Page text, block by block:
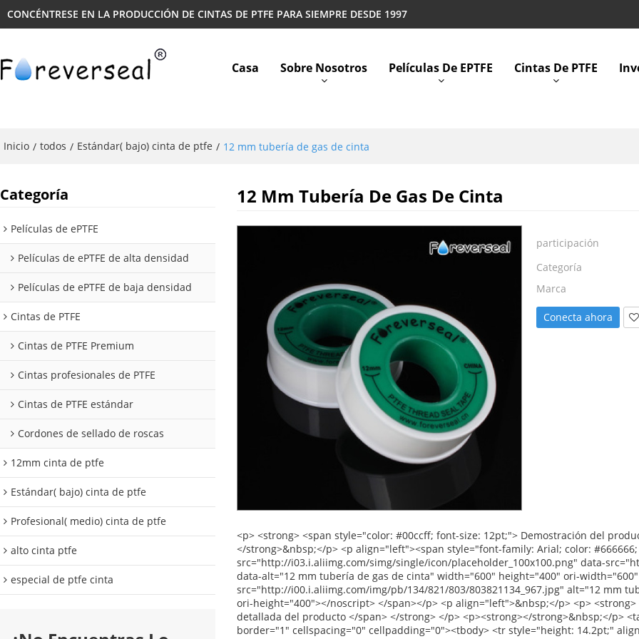
CONCÉNTRESE EN LA PRODUCCIÓN DE CINTAS DE PTFE PARA SIEMPRE DESDE 1997
Casa Sobre Nosotros Películas De EPTFE Cintas De PTFE
Inicio / todos / Estándar( bajo) cinta de ptfe / 12 mm tubería de gas de cinta
Categoría
Películas de ePTFE
Películas de ePTFE de alta densidad
Películas de ePTFE de baja densidad
Cintas de PTFE
Cintas de PTFE Premium
Cintas profesionales de PTFE
Cintas de PTFE estándar
Cordones de sellado de roscas
12mm cinta de ptfe
Estándar( bajo) cinta de ptfe
Profesional( medio) cinta de ptfe
alto cinta ptfe
especial de ptfe cinta
12 Mm Tubería De Gas De Cinta
participación
Categoría
Marca
Conecta ahora
<p> <strong> <span style="color: #00ccff; font-size: 12pt;"> Demostración del producto cinta tubería de gas </span> </strong> </p> <p><strong></strong>&nbsp;</p> <p align="left"><span style="font-family: Arial; color: #666666; font-size: 9pt;">&nbsp;<img src="http://i03.i.aliimg.com/simg/single/icon/placeholder_100x100.png" data-src="http://i00.i.aliimg.com/img/pb/134/821/803/803821134_967.jpg" data-alt="12 mm tubería de gas de cinta" width="600" height="400" ori-width="600" ori-height="400" /> <noscript><img src="http://i00.i.aliimg.com/img/pb/134/821/803/803821134_967.jpg" alt="12 mm tubería de gas de cinta" width="600" height="400" ori-width="600" ori-height="400"></noscript> </span></p> <p align="left">&nbsp;</p> <p> <strong> <span style="color: #00ccff; font-size: 12pt;"> Descripción detallada del producto </span> </strong> </p> <p><strong></strong>&nbsp;</p> <table class="aliDataTable" style="width: 601px; background: white;" border="1" cellspacing="0" cellpadding="0"><tbody> <tr style="height: 14.2pt;" align="left"> <td style="width: 177.15pt; height: 14.2pt;" rowspan="5"><p> <strong> <span style="font-family: Arial; color: black; font-size: 9pt;"> Pliego de condiciones: </span> </strong> </p></td> <td style="width: 273.6pt;"><p> <strong> <span style="font-family: Arial; color: black; font-size: 9pt;"> Ancho: </span> </strong> <span style="font-family: Arial; color: black; font-size: 9pt;"> 12mm (1/2), 19mm (3/4 &#39;&#39;), 25mm (1&#39;&#39;) </span> </p></td> </tr> <tr style="height: 14.2pt;" align="left"><td><p> <strong> <span style="font-family: Arial; color: black; font-size: 9pt;"> Espesor: </span> </strong> <span style="font-family: Arial; color: black; font-size: 9pt;"> 0.075mm, 0.1mm, 0.2mm </span> </p></td></tr> <tr style="height: 14.2pt;" align="left"><td><p> <strong> <span style="font-family: Arial; color: black; font-size: 9pt;"> Longitud: </span> </strong> <span style="font-family: Arial; color: black; font-size: 9pt;"> 10 M-50 m </span> </p></td></tr> <tr style="height: 14.2pt;" align="left"><td><p> <strong> <span style="font-family: Arial; color: black; font-size: 9pt;"> Densidad: </span> </strong> <span style="font-family: Arial; color: black; font-size: 9pt;"> 0.2g/cm3-0.3g/cm3 </span> </p></td></tr> <tr style="height: 14.2pt;" align="left"><td><p> <span style="font-family: Arial; color: black; font-size: 9pt;"> De acuerdo a las peticiones del cliente </span> </p></td></tr> <tr style="height: 14.2pt;" align="left"> <td><p> <strong> <span style="font-family: Arial; color: black; font-size: 9pt;"> Meterail: </span> </strong> </p></td> <td><p> <span style="font-family: Arial; color: black; font-size: 9pt;"> 100% PTFE </span> </p></td> </tr> <tr style="height: 14.2pt;" align="left"> <td><p> <strong> <span style="font-family: Arial; color: black; font-size: 9pt;"> Color: </span> </strong> </p></td> <td><p> <span style="font-family: Arial; color: black; font-size: 9pt;"> Blanco </span> </p></td> </tr> <tr style="height: 14.2pt;" align="left"> <td style="height: 14.2pt;" rowspan="3"><p> <strong> <span style="font-family: Arial; color: black; font-size: 9pt;"> Precio </span> </strong> <strong> <span style="font-family: Arial; color: black; font-size: 9pt;"> Rango </span> </strong> <strong><span style="font-family: Arial; color: black; font-size: 9pt;">:</span></strong></p></td> <td><p> <span style="font-family: Arial; color: black; font-size: 9pt;"> EE.UU. $0.045-ee.uu. $ </span> <span style="font-family: Verdana; color: black; font-size: 9pt;">0.2</span></p></td> </tr> <tr style="height: 14.2pt;" align="left"><td><p><span style="font-family: Arial; color: black; font-size: 9pt;">1). Por ejemplo: la cantidad más grande, el precio más favorable</span></p></td></tr> <tr style="height: 14.2pt;" align="left"><td><p><span style="font-family: Arial; color: black; font-size: 9pt;">2). Por ejemplo: producimos 100% PTFE como productos de alta calidad</span></p></td></tr> <tr style="height: 14.2pt;" align="left"> <td><p> <strong> <span style="font-family: Arial; color: black; font-size: 9pt;"> Tiempo de entrega: </span> </strong> </p></td> <td><p> <span style="font-family: Arial; color: black; font-size: 9pt;"> 30 días después de recibir su 30% por pago anticipado </span> </p></td> </tr> <tr style="height: 14.2pt;" align="left"> <td style="height: 14.2pt;" rowspan="4"><p> <strong> <span style="font-family: Arial; color: black; font-size: 9pt;"> Detalles del embalaje: </span> </strong> </p></td> <td><p> <span style="font-family: Arial; color: black; font-size: 9pt;"> 1.10 unids/contracción o 10 unids/caja </span> </p></td> </tr> <tr style="height: 14.2pt;" align="left"><td><p> <span style="font-family: Arial; color: black; font-size: 9pt;"> 2. Inner caja: 48 unids/caja, 100 unids/caja o 250 unids/caja </span> </p></td></tr> <tr style="height: 14.2pt;" align="left"><td><p> <span style="font-family: Arial; color: black; font-size: 9pt;"> 3. Outer cartón: 500 unids/ctn o 1000 unids/ctn </span> </p></td></tr> <tr style="height: 14.2pt;" align="left"><td><p> <span style="font-family: Arial; color: black; font-size: 9pt;"> De acuerdo a las peticiones del cliente </span> </p></td></tr> <tr style="height: 14.2pt;" align="left"> <td><p> <strong> <span style="font-family: Arial; color: black; font-size: 9pt;"> Puerto: </span> </strong> </p></td> <td><p> <span style="font-family: Arial; color: black; font-size: 9pt;"> Shanghai/ningbo </span> </p></td> </tr> <tr style="height: 14.2pt;" align="left"> <td><p> <strong> <span style="font-family: Arial; color: